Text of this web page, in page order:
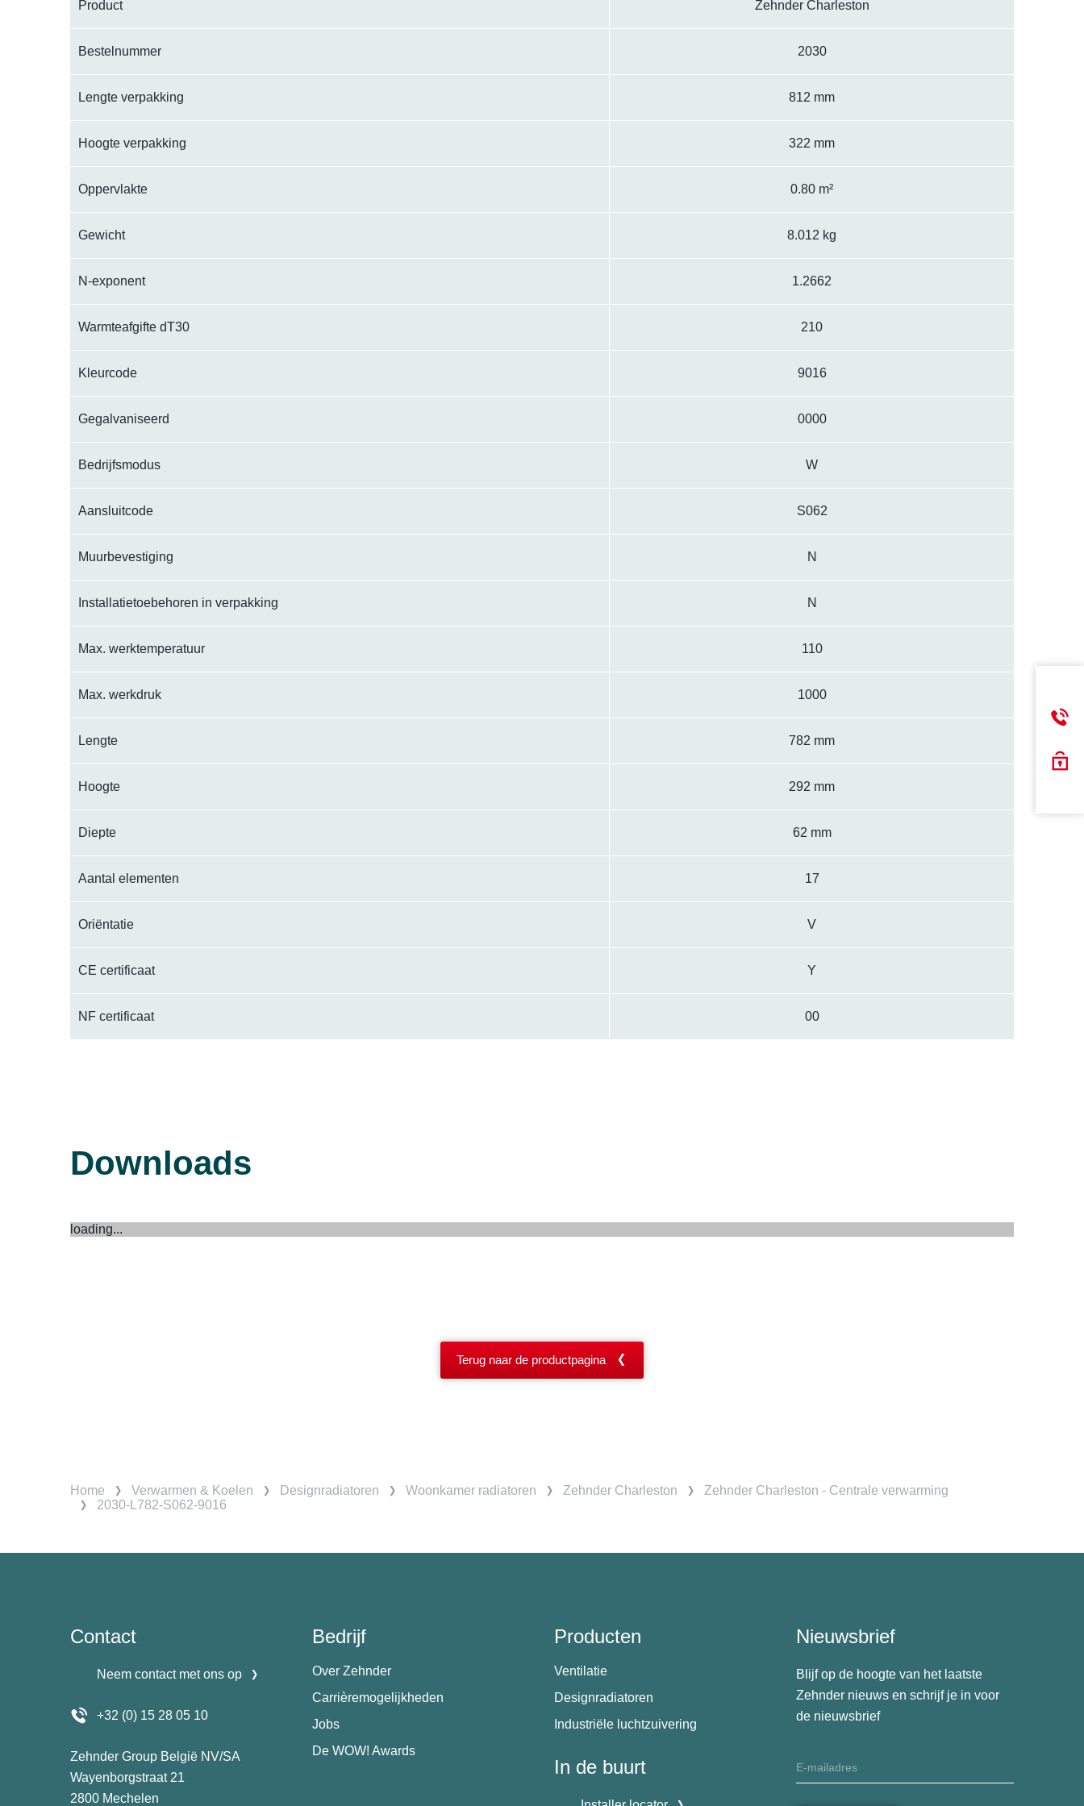
Product Zehnder Charleston
Bestelnummer 2030
Lengte verpakking 812 mm
Hoogte verpakking 322 mm
Oppervlakte 0.80 m²
Gewicht 8.012 kg
N-exponent 1.2662
Warmteafgifte dT30 210
Kleurcode 9016
Gegalvaniseerd 0000
Bedrijfsmodus W
Aansluitcode S062
Muurbevestiging N
Installatietoebehoren in verpakking N
Max. werktemperatuur 110
Max. werkdruk 1000
Lengte 782 mm
Hoogte 292 mm
Diepte 62 mm
Aantal elementen 17
Oriëntatie V
CE certificaat Y
NF certificaat 00
Downloads
loading...
Terug naar de productpagina
Home Verwarmen & Koelen Designradiatoren Woonkamer radiatoren Zehnder Charleston
Zehnder Charleston - Centrale verwarming
2030-L782-S062-9016
Contact
Neem contact met ons op
+32 (0) 15 28 05 10
Zehnder Group België NV/SA
Wayenborgstraat 21
2800 Mechelen
Bedrijf
Over Zehnder
Carrièremogelijkheden
Jobs
De WOW! Awards
Producten
Ventilatie
Designradiatoren
Industriële luchtzuivering
In de buurt
Nieuwsbrief
Blijf op de hoogte van het laatste
Zehnder nieuws en schrijf je in voor
de nieuwsbrief